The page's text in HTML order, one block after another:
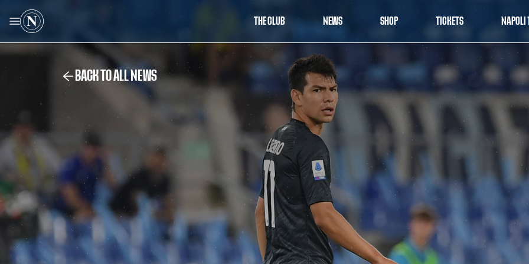
THE CLUB NEWS SHOP TICKETS NAPOLI
BACK TO ALL NEWS